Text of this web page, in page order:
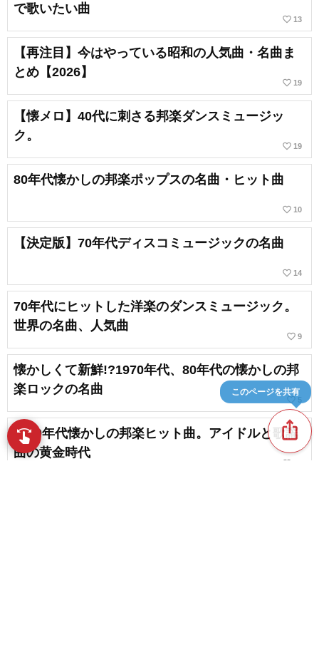
で歌いたい曲
favorite_border 13
【再注目】今はやっている昭和の人気曲・名曲ま
とめ【2026】
favorite_border 19
【懐メロ】40代に刺さる邦楽ダンスミュージッ
ク。
favorite_border 19
80年代懐かしの邦楽ポップスの名曲・ヒット曲
favorite_border 10
【決定版】70年代ディスコミュージックの名曲
favorite_border 14
70年代にヒットした洋楽のダンスミュージック。
世界の名曲、人気曲
favorite_border 9
懐かしくて新鮮!?1970年代、80年代の懐かしの邦
楽ロックの名曲
1970年代懐かしの邦楽ヒット曲。アイドルと歌謡
曲の黄金時代
favorite_border
ios_share
このページを共有
swipe 指先で音楽をブラウズ